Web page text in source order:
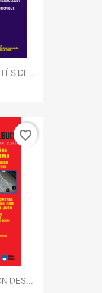
DE...
DES...
favorite_border